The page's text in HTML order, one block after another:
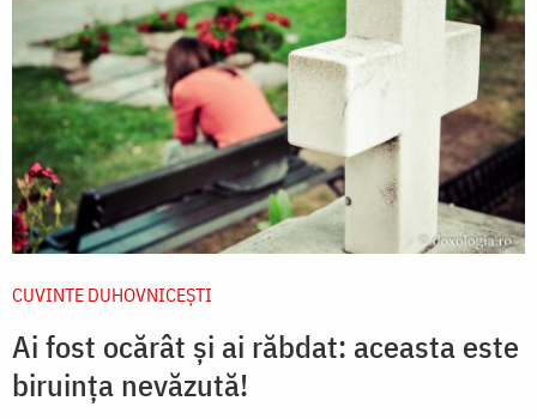
CUVINTE DUHOVNICEȘTI
Ai fost ocărât și ai răbdat: aceasta este
biruința nevăzută!